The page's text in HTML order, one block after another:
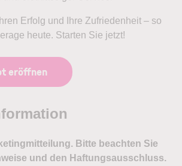
Erfolg und Ihre Zufriedenheit – so
heute. Starten Sie jetzt!
eröffnen